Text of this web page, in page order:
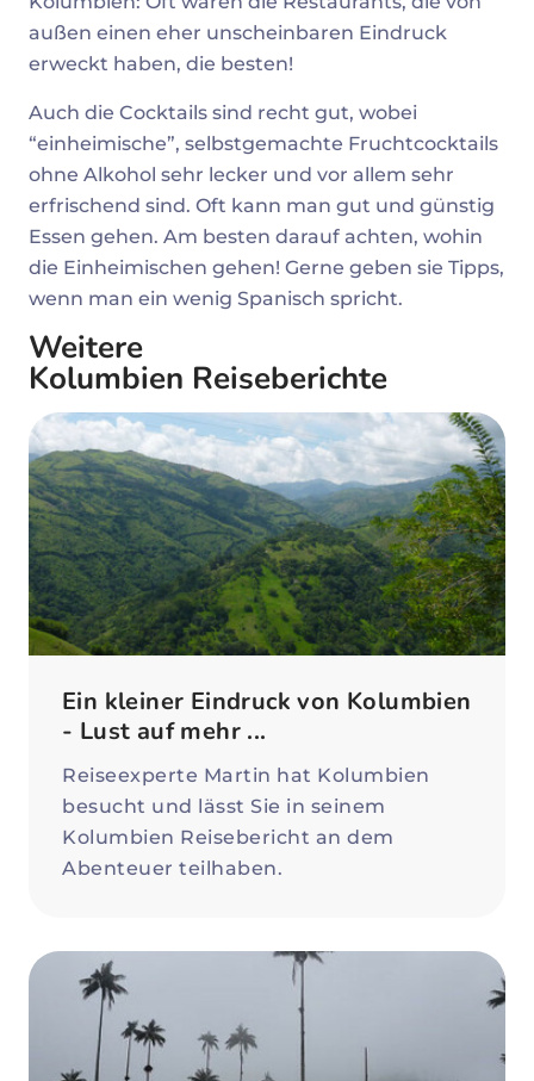
außen einen eher unscheinbaren Eindruck
erweckt haben, die besten!
Auch die Cocktails sind recht gut, wobei
“einheimische”, selbstgemachte Fruchtcocktails
ohne Alkohol sehr lecker und vor allem sehr
erfrischend sind. Oft kann man gut und günstig
Essen gehen. Am besten darauf achten, wohin
die Einheimischen gehen! Gerne geben sie Tipps,
wenn man ein wenig Spanisch spricht.
Weitere
Kolumbien Reiseberichte
Ein kleiner Eindruck von Kolumbien
- Lust auf mehr ...
Reiseexperte Martin hat Kolumbien
besucht und lässt Sie in seinem
Kolumbien Reisebericht an dem
Abenteuer teilhaben.